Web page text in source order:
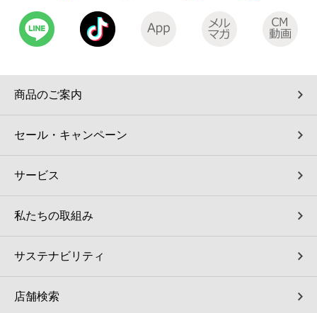
商品のご案内
セール・キャンペーン
サービス
私たちの取組み
サステナビリティ
店舗検索